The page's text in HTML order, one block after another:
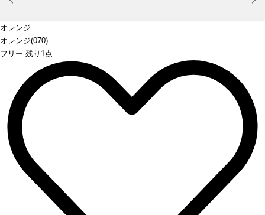
オレンジ
オレンジ(070)
フリー 残り1点